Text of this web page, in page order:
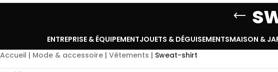
ENTREPRISE & ÉQUIPEMENTJOUETS & DÉGUISEMENTSMAISON &
Accueil | Mode & accessoire | Vêtements | Sweat-shirt